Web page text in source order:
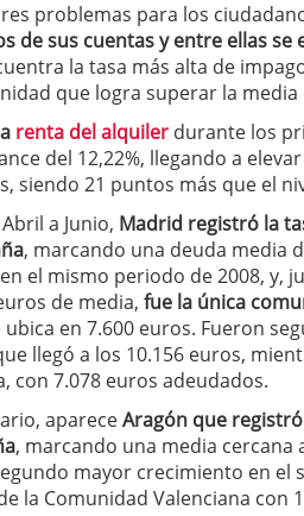
2026
Costes vs Agilidad: ¿Por
la rentabilidad? 12 de diciembre
sin intereses: Cómo aprovechar
24 de noviembre de 2025
tu herencia también es una
costes 21 de noviembre de 2025
cuesta un software punto de
problemas para los
de sus cuentas y entre ellas
la tasa más alta de
que logra superar la media
renta del alquiler durante los
del 12,22%, llegando a
siendo 21 puntos más que el
a Junio, Madrid registró la
, marcando una deuda media
el mismo periodo de 2008, y,
de media, fue la única
ubica en 7.600 euros. Fueron
llegó a los 10.156 euros,
con 7.078 euros adeudados.
apareceAragón que
, marcando una media cercana
mayor crecimiento en el
la Comunidad Valenciana con